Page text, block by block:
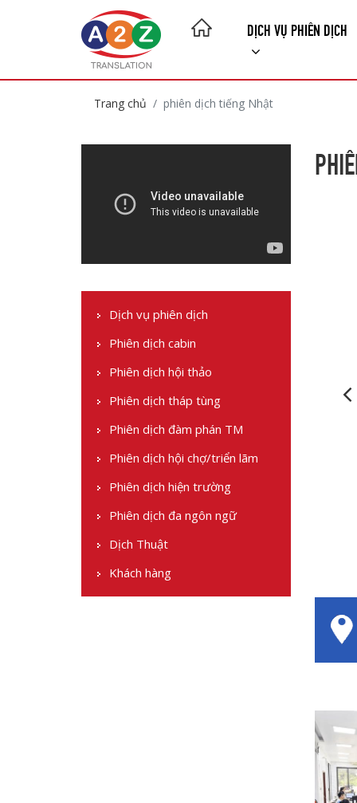
DỊCH VỤ PHIÊN DỊCH
Trang chủ phiên dịch tiếng Nhật
Dịch vụ phiên dịch
Phiên dịch cabin
Phiên dịch hội thảo
Phiên dịch tháp tùng
Phiên dịch đàm phán TM
Phiên dịch hội chợ/triển lãm
Phiên dịch hiện trường
Phiên dịch đa ngôn ngữ
Dịch Thuật
Khách hàng